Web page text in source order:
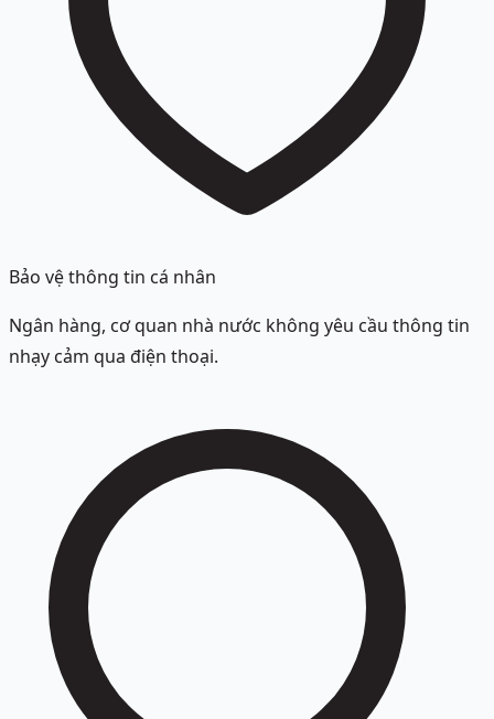
Bảo vệ thông tin cá nhân
Ngân hàng, cơ quan nhà nước không yêu cầu thông tin
nhạy cảm qua điện thoại.